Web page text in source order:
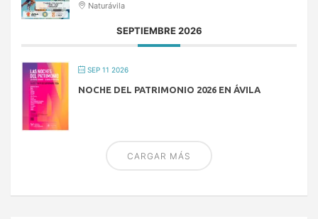
Naturávila
SEPTIEMBRE 2026
SEP 11 2026
NOCHE DEL PATRIMONIO 2026 EN ÁVILA
CARGAR MÁS